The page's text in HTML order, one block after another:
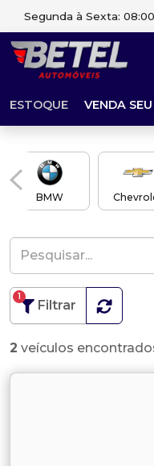
Segunda à Sexta:
ESTOQUE VENDA
BMW
Filtrar
1
2 veículos